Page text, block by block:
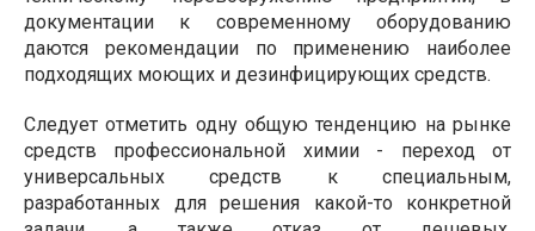
документации к современному оборудованию
даются рекомендации по применению наиболее
подходящих моющих и дезинфицирующих средств.
Следует отметить одну общую тенденцию на рынке
средств профессиональной химии - переход от
универсальных средств к специальным,
разработанных для решения какой-то конкретной